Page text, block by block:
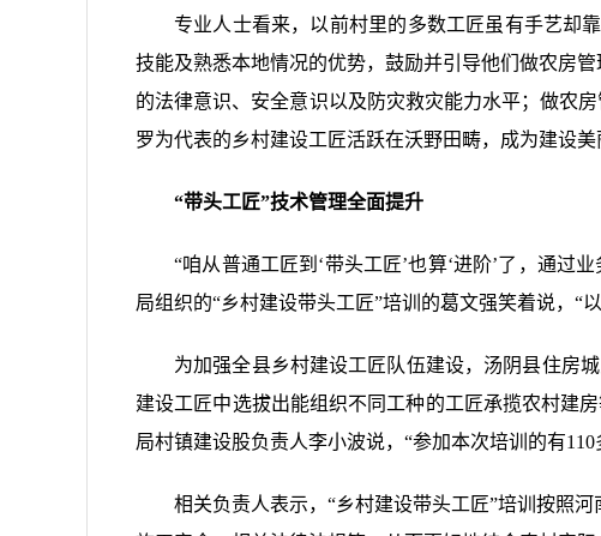
专业人士看来，以前村里的多数工匠虽有手艺却
技能及熟悉本地情况的优势，鼓励并引导他们做农房
的法律意识、安全意识以及防灾救灾能力水平；做农
罗为代表的乡村建设工匠活跃在沃野田畴，成为建设
“带头工匠”技术管理全面提升
“咱从普通工匠到‘带头工匠’也算‘进阶’了，通
局组织的“乡村建设带头工匠”培训的葛文强笑着说，“
为加强全县乡村建设工匠队伍建设，汤阴县住房
建设工匠中选拔出能组织不同工种的工匠承揽农村建
局村镇建设股负责人李小波说，“参加本次培训的有
相关负责人表示，“乡村建设带头工匠”培训按照